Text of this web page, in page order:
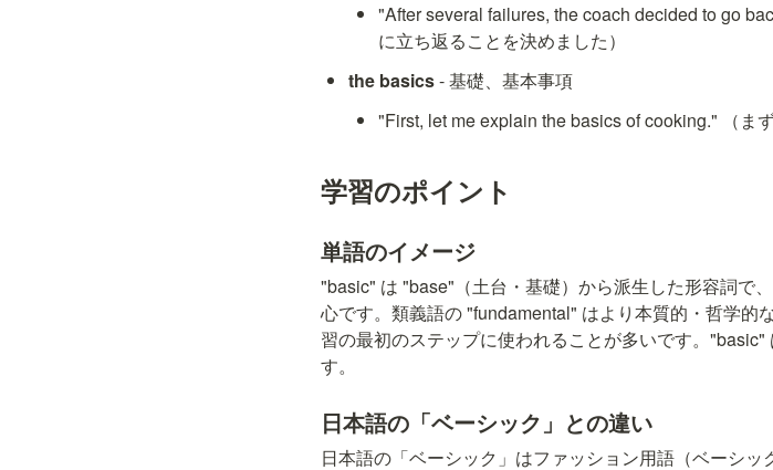
"After several failures, the coach decided to go
に立ち返ることを決めました）
the basics - 基礎、基本事項
"First, let me explain the basics of cooking." （ま
学習のポイント
単語のイメージ
"basic" は "base"（土台・基礎）から派生した形容詞で
心です。類義語の "fundamental" はより本質的・哲学的
習の最初のステップに使われることが多いです。
す。
日本語の「ベーシック」との違い
日本語の「ベーシック」はファッション用語（ベーシ